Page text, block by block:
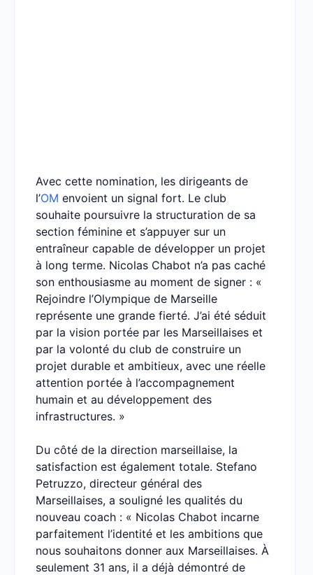
Avec cette nomination, les dirigeants de
l’OM envoient un signal fort. Le club
souhaite poursuivre la structuration de sa
section féminine et s’appuyer sur un
entraîneur capable de développer un projet
à long terme. Nicolas Chabot n’a pas caché
son enthousiasme au moment de signer : «
Rejoindre l’Olympique de Marseille
représente une grande fierté. J’ai été séduit
par la vision portée par les Marseillaises et
par la volonté du club de construire un
projet durable et ambitieux, avec une réelle
attention portée à l’accompagnement
humain et au développement des
infrastructures. »
Du côté de la direction marseillaise, la
satisfaction est également totale. Stefano
Petruzzo, directeur général des
Marseillaises, a souligné les qualités du
nouveau coach : « Nicolas Chabot incarne
parfaitement l’identité et les ambitions que
nous souhaitons donner aux Marseillaises. À
seulement 31 ans, il a déjà démontré de